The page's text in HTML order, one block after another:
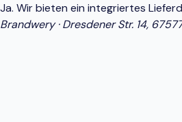
Ja. Wir bieten ein integriertes
Brandwery · Dresdener Str. 14,